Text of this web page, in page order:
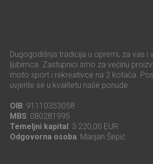
Dugogodišnja tradicija u opremi, za vas i
ljubimca. Zastupnici smo za većinu
moto sport i rekreativce na 2 kotača.
uvjerite se u kvalitetu naše ponude.
OIB: 91110353058
MBS: 080281995
Temeljni kapital : 3.220,00 EUR
Odgovorna osoba: Marijan Šepić